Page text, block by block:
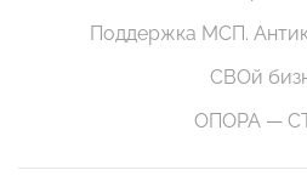
Поддержка МСП.
СВОй
ОПОРА —